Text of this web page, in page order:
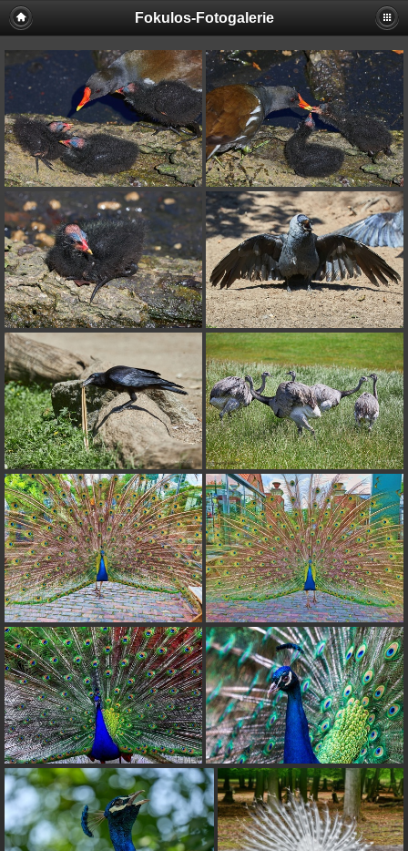
Fokulos-Fotogalerie